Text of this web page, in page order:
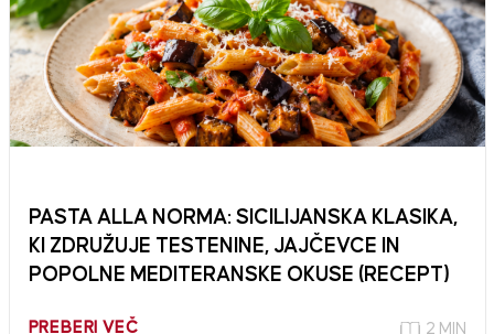
PASTA ALLA NORMA: SICILIJANSKA KLASIKA,
KI ZDRUŽUJE TESTENINE, JAJČEVCE IN
POPOLNE MEDITERANSKE OKUSE (RECEPT)
PREBERI VEČ 2 MIN